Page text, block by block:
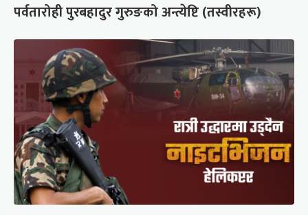
पर्वतारोही पुरबहादुर गुरुङको अन्त्येष्टि (तस्वीरहरू)